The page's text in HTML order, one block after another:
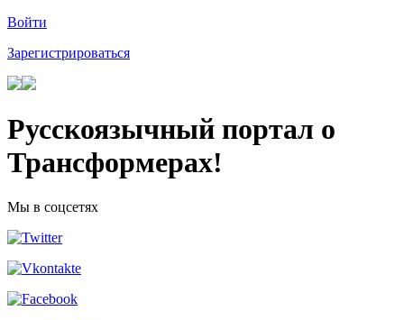
Войти
Зарегистрироваться
Русскоязычный портал о
Трансформерах!
Мы в соцсетях